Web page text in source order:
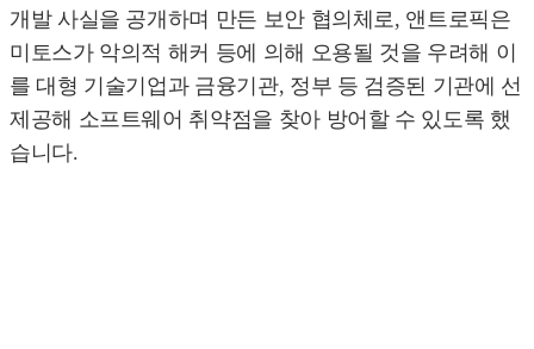
개발 사실을 공개하며 만든 보안 협의체로, 앤트로픽은
미토스가 악의적 해커 등에 의해 오용될 것을 우려해 이
를 대형 기술기업과 금융기관, 정부 등 검증된 기관에 선
제공해 소프트웨어 취약점을 찾아 방어할 수 있도록 했
습니다.